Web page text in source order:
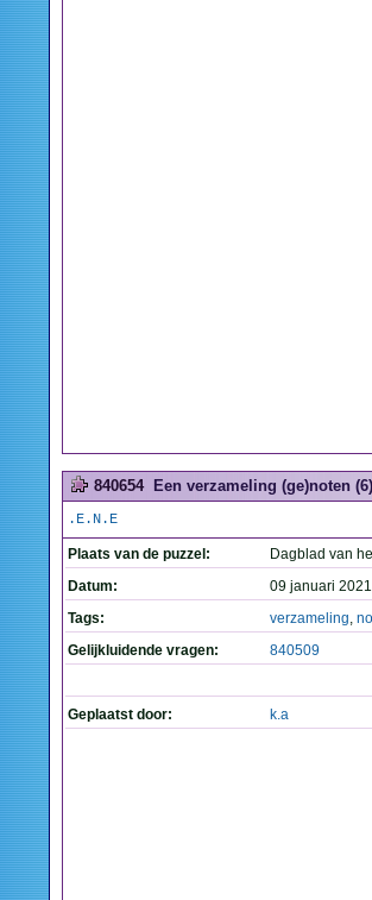
840654 Een verzameling (ge)noten (6)
.E.N.E
Plaats van de puzzel:
Dagblad van
Datum:
09 januari
Tags:
verzameling,
Gelijkluidende vragen:
840509
Geplaatst door: k.a